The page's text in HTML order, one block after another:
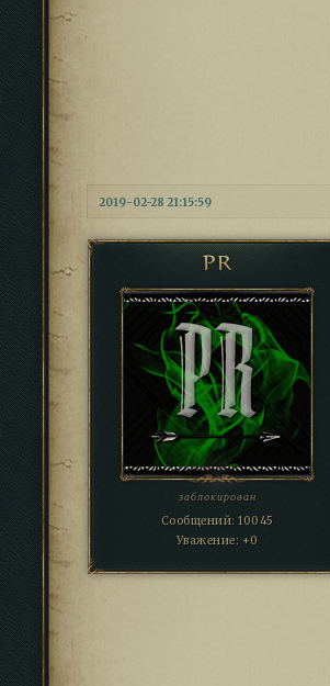
2019-02-28 21:15:59
PR
заблокирован
Сообщений: 10045
Уважение: +0